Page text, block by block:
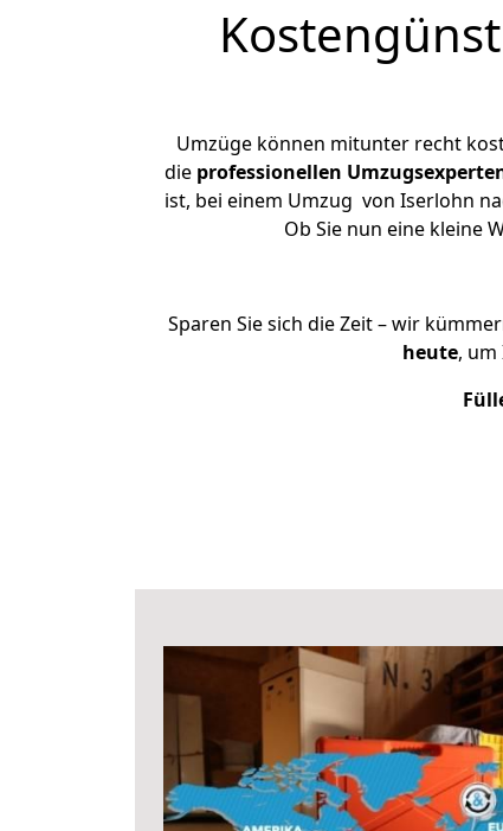
Umzüge können mitunter recht
die professionellen
ist, bei einem Umzug von Iserlohn
Ob Sie nun eine kleine
Sparen Sie sich die Zeit – wir
heute, um